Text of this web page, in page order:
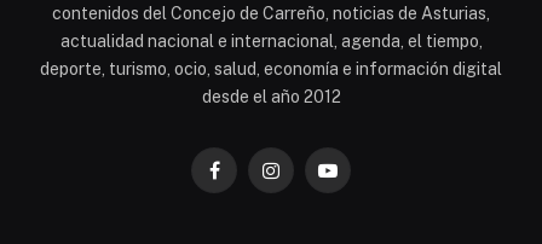
contenidos del Concejo de Carreño, noticias de Asturias,
actualidad nacional e internacional, agenda, el tiempo,
deporte, turismo, ocio, salud, economía e información digital
desde el año 2012
FacebookInstagramYouTube